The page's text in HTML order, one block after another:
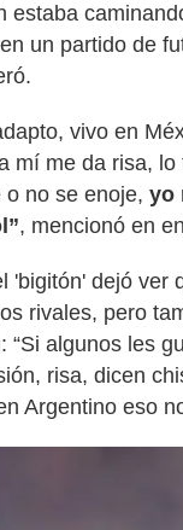
estaba
un partido de
vivo en
mí me da risa,
o no se enoje, yo
, mencionó en
'bigitón' dejó ver
rivales, pero
“Si algunos les
risa, dicen
Argentino eso